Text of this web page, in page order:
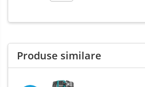
Produse similare